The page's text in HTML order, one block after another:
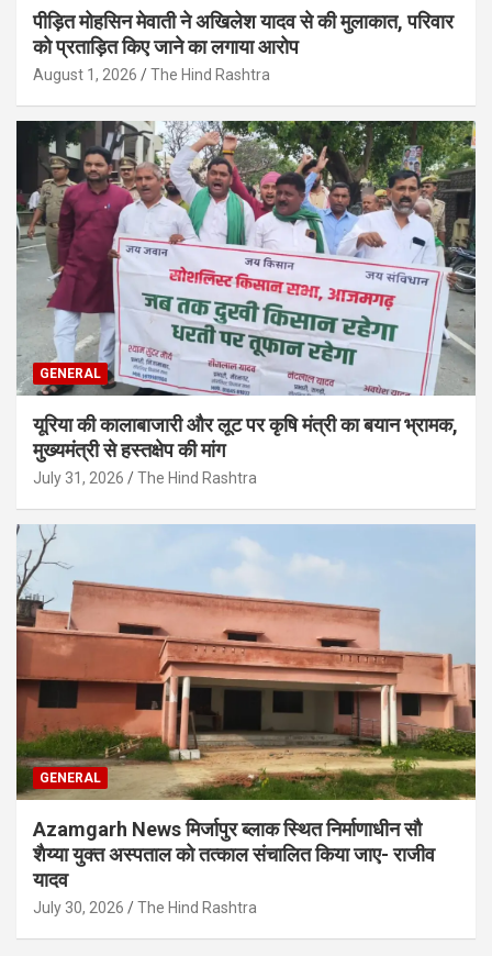
पीड़ित मोहसिन मेवाती ने अखिलेश यादव से की मुलाकात, परिवार
को प्रताड़ित किए जाने का लगाया आरोप
August 1, 2026 The Hind Rashtra
GENERAL
यूरिया की कालाबाजारी और लूट पर कृषि मंत्री का बयान भ्रामक,
मुख्यमंत्री से हस्तक्षेप की मांग
July 31, 2026 The Hind Rashtra
GENERAL
Azamgarh News मिर्जापुर ब्लाक स्थित निर्माणाधीन सौ
शैय्या युक्त अस्पताल को तत्काल संचालित किया जाए- राजीव
यादव
July 30, 2026 The Hind Rashtra